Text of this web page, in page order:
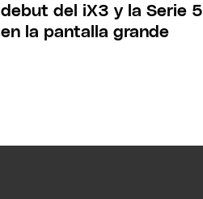
debut del iX3 y la Serie 5
en la pantalla grande